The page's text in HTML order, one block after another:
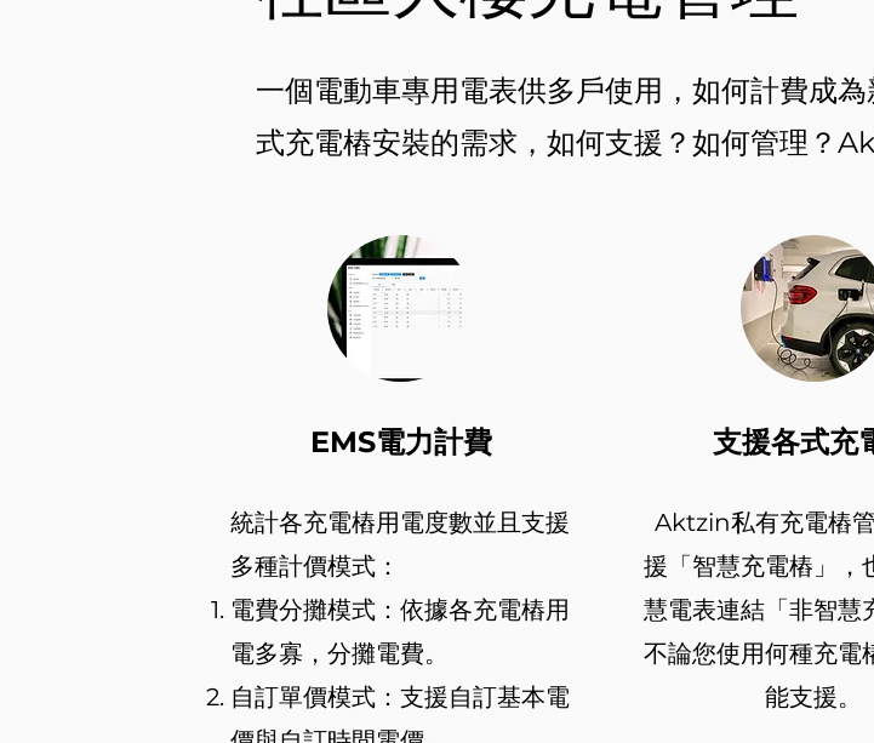
一個電動車專用電表供多戶使用，如何計費成
式充電樁安裝的需求，如何支援？如何管理？
EMS電力計費
統計各充電樁用電度數並且支援
多種計價模式：
​電費分攤模式：依據各充電樁用
電多寡，分攤電費。
自訂單價模式：支援自訂基本電
支援各式充
Aktzin私有充電樁
援「智慧充電樁」，
慧電表連結「非智慧
不論您使用何種充電
能支援。